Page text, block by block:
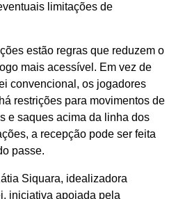
limitações de
estão regras que reduzem o
mais acessível. Em vez de
convencional, os jogadores
restrições para movimentos de
e saques acima da linha dos
a recepção pode ser feita
passe.
Siquara, idealizadora
iniciativa apoiada pela